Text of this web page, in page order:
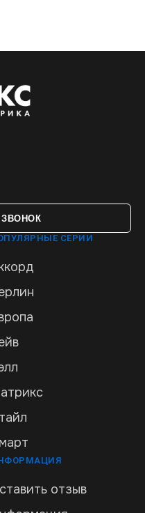
ЗВОНОК
СЕРИИ
отзыв